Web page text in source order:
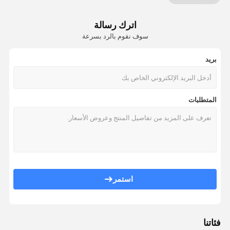
معقم الهواء بالأشعة فوق البنفسجية
اترك رسالة
سوف نقوم بالرد بسرعة
بريد
المتطلبات
استمر
فئاتنا